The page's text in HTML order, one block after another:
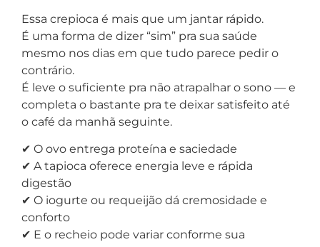
Essa crepioca é mais que um jantar rápido.
É uma forma de dizer “sim” pra sua saúde
mesmo nos dias em que tudo parece pedir o
contrário.
É leve o suficiente pra não atrapalhar o sono — e
completa o bastante pra te deixar satisfeito até
o café da manhã seguinte.
✔ O ovo entrega proteína e saciedade
✔ A tapioca oferece energia leve e rápida
digestão
✔ O iogurte ou requeijão dá cremosidade e
conforto
✔ E o recheio pode variar conforme sua